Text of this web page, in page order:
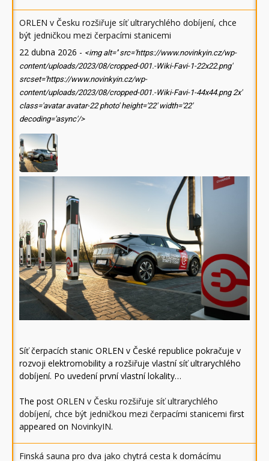
ORLEN v Česku rozšiřuje síť ultrarychlého dobíjení, chce
být jedničkou mezi čerpacími stanicemi
22 dubna 2026 - <img alt='' src='https://www.novinkyin.cz/wp-
content/uploads/2023/08/cropped-001.-Wiki-Favi-1-22x22.png'
srcset='https://www.novinkyin.cz/wp-
content/uploads/2023/08/cropped-001.-Wiki-Favi-1-44x44.png 2x'
class='avatar avatar-22 photo' height='22' width='22'
decoding='async'/>
Síť čerpacích stanic ORLEN v České republice pokračuje v
rozvoji elektromobility a rozšiřuje vlastní síť ultrarychlého
dobíjení. Po uvedení první vlastní lokality…
The post ORLEN v Česku rozšiřuje síť ultrarychlého
dobíjení, chce být jedničkou mezi čerpacími stanicemi first
appeared on NovinkyIN.
Finská sauna pro dva jako chytrá cesta k domácímu